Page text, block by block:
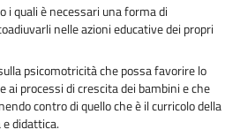
i quali è necessari una forma di
nelle azioni educative dei propri
psicomotricità che possa favorire lo
processi di crescita dei bambini e che
contro di quello che è il curricolo della
didattica.